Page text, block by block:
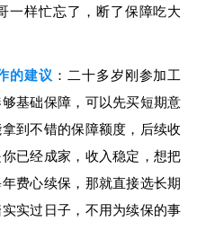
一样忙忘了，断了保障吃大
的建议 ：二十多岁刚参加工
基础保障，可以先买短期意
到不错的保障额度，后续收
已经成家，收入稳定，想把
费心续保，那就直接选长期
实过日子，不用为续保的事